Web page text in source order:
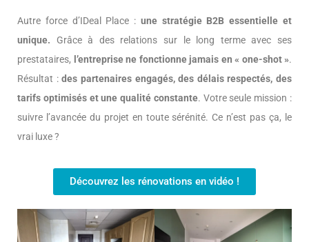
Autre force d’IDeal Place : une stratégie B2B essentielle et
unique. Grâce à des relations sur le long terme avec ses
prestataires, l’entreprise ne fonctionne jamais en « one-shot ».
Résultat :des partenaires engagés, des délais respectés, des
tarifs optimisés et une qualité constante. Votre seule mission :
suivre l’avancée du projet en toute sérénité. Ce n’est pas ça, le
vrai luxe ?
Découvrez les rénovations en vidéo !